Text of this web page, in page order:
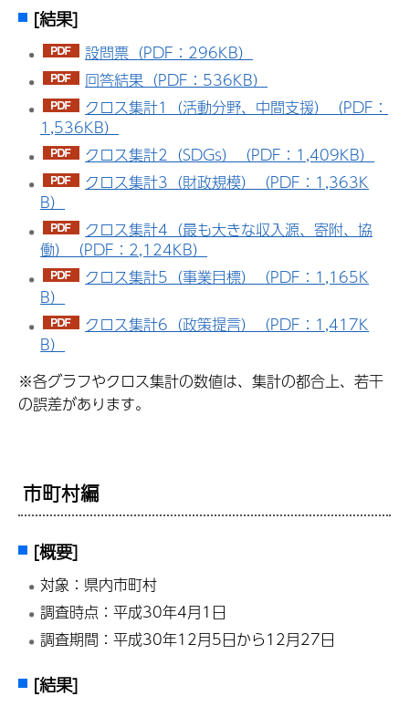
[結果]
設問票（PDF：296KB）
回答結果（PDF：536KB）
クロス集計1（活動分野、中間支援）（PDF：
1,536KB）
クロス集計2（SDGs）（PDF：1,409KB）
クロス集計3（財政規模）（PDF：1,363K
B）
クロス集計4（最も大きな収入源、寄附、協
働）（PDF：2,124KB）
クロス集計5（事業目標）（PDF：1,165K
B）
クロス集計6（政策提言）（PDF：1,417K
B）
※各グラフやクロス集計の数値は、集計の都合上、若干
の誤差があります。
市町村編
[概要]
対象：県内市町村
調査時点：平成30年4月1日
調査期間：平成30年12月5日から12月27日
[結果]